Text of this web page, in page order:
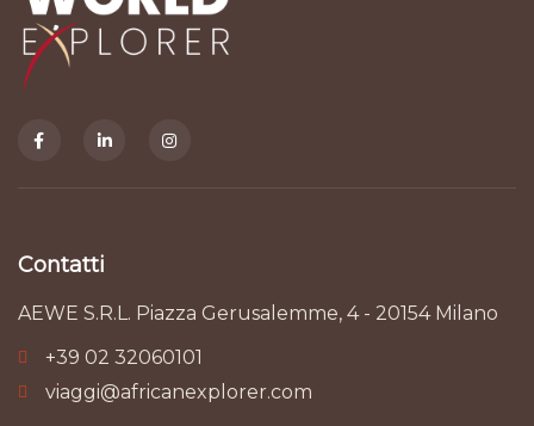
Contatti
AEWE S.R.L. Piazza Gerusalemme, 4 - 20154 Milano
+39 02 32060101
viaggi@africanexplorer.com